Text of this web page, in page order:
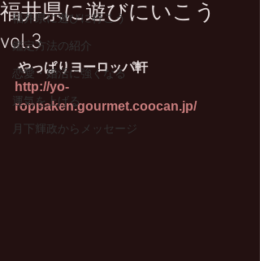
福井県に遊びに行こう
鑑定方法の紹介
恋愛・婚活に強くなる
運気を上げる
月下輝政からメッセージ
福井県に遊びにいこう
vol.3
やっぱりヨーロッパ軒
http://yo-
roppaken.gourmet.coocan.jp/